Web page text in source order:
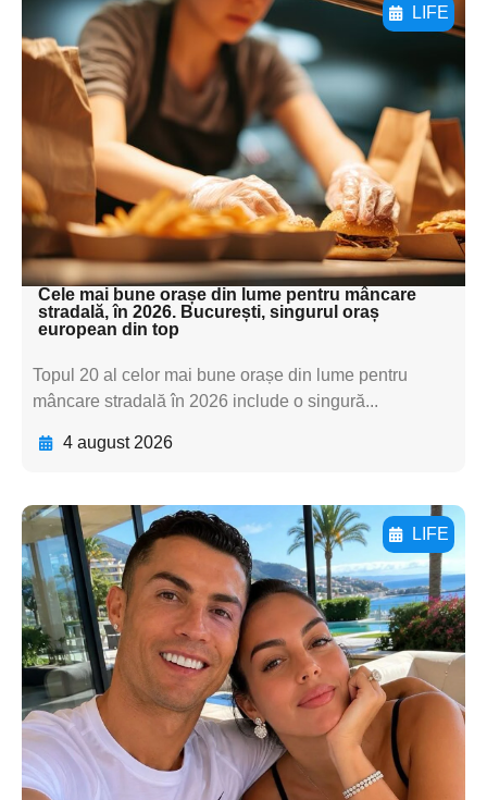
LIFE
Adaugă aici textul pentru
subtitluAdaugă aici
textul pentru
subtitluAdaugă aici
textul pentru
subtitluAdaugă aici
textul pentru subti
Cele mai bune orașe din lume pentru mâncare
stradală, în 2026. București, singurul oraș
european din top
Topul 20 al celor mai bune orașe din lume pentru
mâncare stradală în 2026 include o singură...
4 august 2026
LIFE
Adaugă aici textul pentru
subtitluAdaugă aici
textul pentru
subtitluAdaugă aici
textul pentru
subtitluAdaugă aici
textul pentru subti